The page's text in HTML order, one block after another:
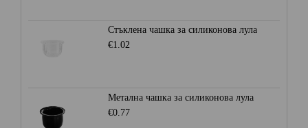
Стъклена чашка за силиконова лула
€1.02
Метална чашка за силиконова лула
€0.77